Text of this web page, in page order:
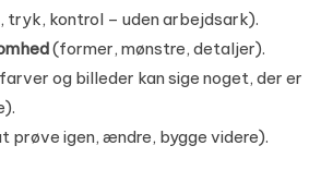
tryk, kontrol – uden arbejdsark).
(former, mønstre, detaljer).
og billeder kan sige noget, der er
prøve igen, ændre, bygge videre).